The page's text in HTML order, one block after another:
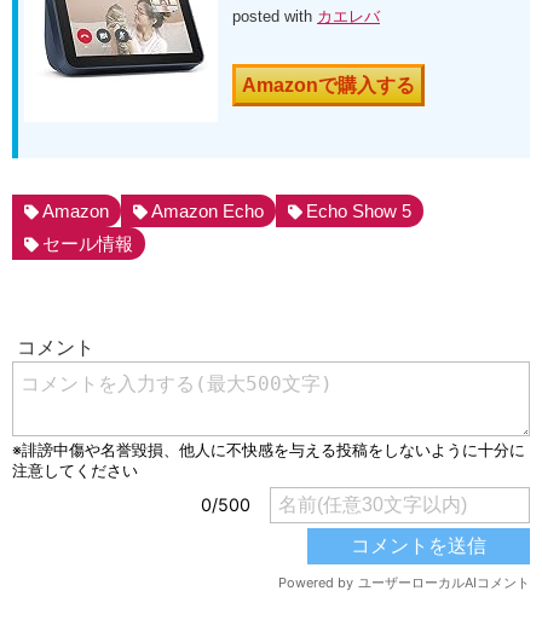
posted with カエレバ
Amazonで購入する
Amazon Amazon Echo
Echo Show 5
セール情報